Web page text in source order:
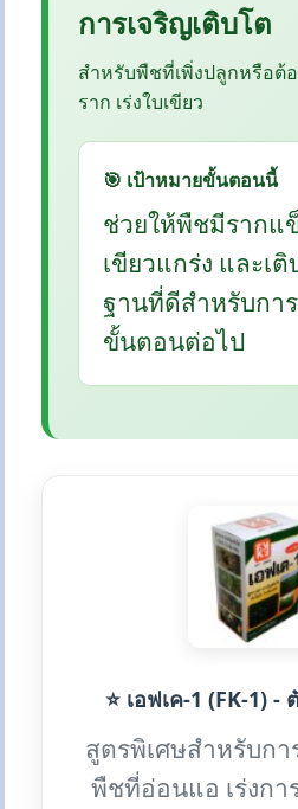
การเจริญเติบโต
สำหรับพืชที่เพิ่งปลูกหรือต้อ
ราก เร่งใบเขียว
🎯 เป้าหมายขั้นตอนนี้
ช่วยให้พืชมีรากแ
เขียวแกร่ง และเติ
ฐานที่ดีสำหรับกา
ขั้นตอนต่อไป
⭐ เอฟเค-1 (FK-1) -
สูตรพิเศษสำหรับก
พืชที่อ่อนแอ เร่งกา